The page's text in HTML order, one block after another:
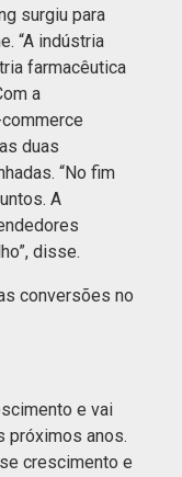
surgiu para
“A indústria
farmacêutica
a
duas
“No fim
A
disse.
conversões no
e vai
próximos anos.
crescimento e